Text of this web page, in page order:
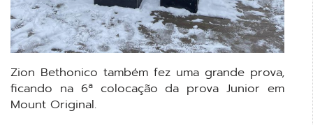
Zion Bethonico também fez uma grande prova,
ficando na 6ª colocação da prova Junior em
Mount Original.